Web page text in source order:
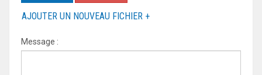
Message :